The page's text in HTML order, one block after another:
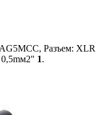
Разъем: XLR
1.